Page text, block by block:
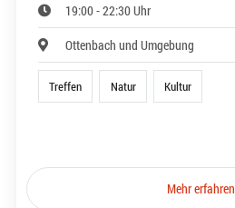
19:00 - 22:30 Uhr
Ottenbach und Umgebung
Treffen Natur Kultur
Mehr erfahren